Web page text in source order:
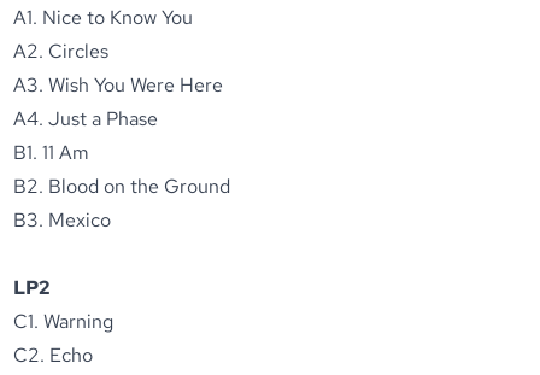
A1. Nice to Know You
A2. Circles
A3. Wish You Were Here
A4. Just a Phase
B1. 11 Am
B2. Blood on the Ground
B3. Mexico
LP2
C1. Warning
C2. Echo